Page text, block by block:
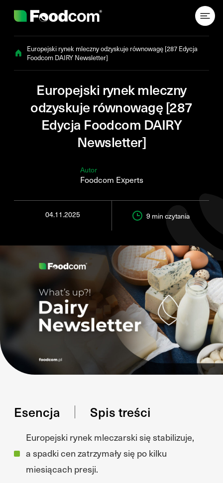
Europejski rynek mleczny odzyskuje równowagę [287 Edycja
Foodcom DAIRY Newsletter]
Europejski rynek mleczny
odzyskuje równowagę [287
Edycja Foodcom DAIRY
Newsletter]
Autor
Foodcom Experts
04.11.2025 9 min czytania
Esencja Spis treści
Europejski rynek mleczarski się stabilizuje,
a spadki cen zatrzymały się po kilku
miesiącach presji.